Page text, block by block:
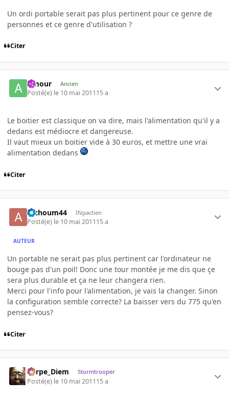
Un ordi portable serait pas plus pertinent pour ce genre de
personnes et ce genre d'utilisation ?
Citer
Amour Ancien
Posté(e) le 10 mai 201115 a
Le boitier est classique on va dire, mais l'alimentation qu'il y a
dedans est médiocre et dangereuse.
Il vaut mieux un boitier vide à 30 euros, et mettre une vrai
alimentation dedans
Citer
atchoum44 INpactien
Posté(e) le 10 mai 201115 a
AUTEUR
Un portable ne serait pas plus pertinent car l'ordinateur ne
bouge pas d'un poil! Donc une tour montée je me dis que çe
sera plus durable et ça ne leur changera rien.
Merci pour l'info pour l'alimentation, je vais la changer. Sinon
la configuration semble correcte? La baisser vers du 775 qu'en
pensez-vous?
Citer
Carpe_Diem Stormtrooper
Posté(e) le 10 mai 201115 a